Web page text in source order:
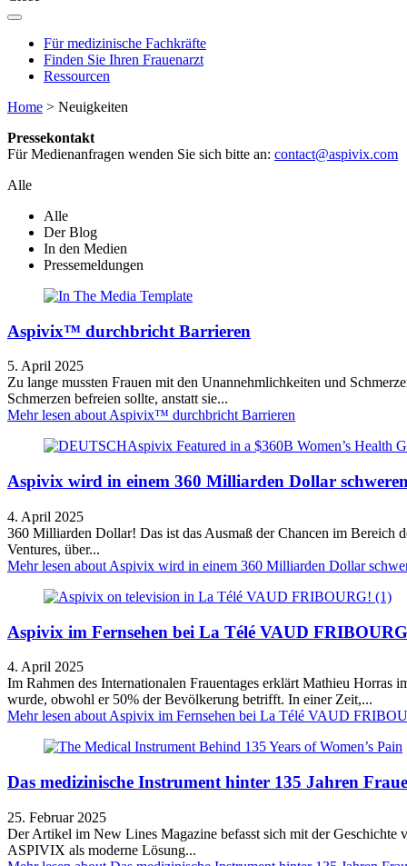
Für medizinische Fachkräfte
Finden Sie Ihren Frauenarzt
Ressourcen
Home > Neuigkeiten
Pressekontakt
Für Medienanfragen wenden Sie sich bitte an: contact@aspivix.com
Alle
Alle
Der Blog
In den Medien
Pressemeldungen
Aspivix™ durchbricht Barrieren
5. April 2025
Zu lange mussten Frauen mit den Unannehmlichkeiten und
Schmerzen befreien sollte, anstatt sie...
Mehr lesen about Aspivix™ durchbricht Barrieren
Aspivix wird in einem 360 Milliarden Dollar
4. April 2025
360 Milliarden Dollar! Das ist das Ausmaß der Chancen im Bereich
Ventures, über...
Mehr lesen about Aspivix wird in einem 360 Milliarden Dollar
Aspivix im Fernsehen bei La Télé VAUD
4. April 2025
Im Rahmen des Internationalen Frauentages erklärt Mathieu
wurde, obwohl er 50% der Bevölkerung betrifft. In einer Zeit,...
Mehr lesen about Aspivix im Fernsehen bei La Télé VAUD
Das medizinische Instrument hinter 135 Jahren
25. Februar 2025
Der Artikel im New Lines Magazine befasst sich mit der
ASPIVIX als moderne Lösung...